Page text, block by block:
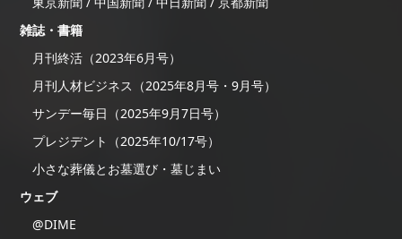
雑誌・書籍
月刊終活（2023年6月号）
月刊人材ビジネス（2025年8月号・9月号）
サンデー毎日（2025年9月7日号）
プレジデント（2025年10/17号）
小さな葬儀とお墓選び・墓じまい
ウェブ
@DIME